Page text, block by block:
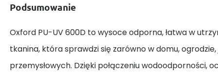
Podsumowanie
Oxford PU-UV 600D to wysoce odporna, łatwa w
tkanina, która sprawdzi się zarówno w domu,
przemysłowych. Dzięki połączeniu wodoodporności,